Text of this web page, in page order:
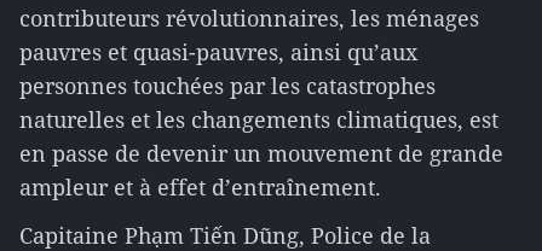
contributeurs révolutionnaires, les ménages
pauvres et quasi-pauvres, ainsi qu’aux
personnes touchées par les catastrophes
naturelles et les changements climatiques, est
en passe de devenir un mouvement de grande
ampleur et à effet d’entraînement.
Capitaine Phạm Tiến Dũng, Police de la